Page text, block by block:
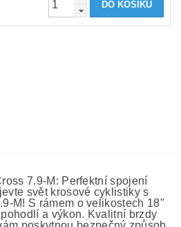
7.9-M: Perfektní spojení
svět krosové cyklistiky s
M! S rámem o velikostech 18"
a výkon. Kvalitní brzdy